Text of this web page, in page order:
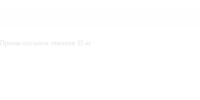
Прием посылок тяжелее 35 кг